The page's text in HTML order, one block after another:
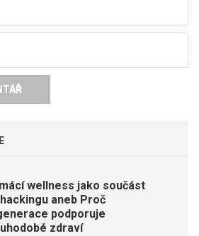
wellness jako součást
aneb Proč
podporuje
zdraví